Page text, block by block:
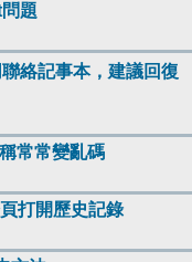
題
絡記事本，建議回復
常常變亂碼
打開歷史記錄